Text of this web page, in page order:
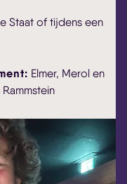
Staat of tijdens een
Elmer, Merol en